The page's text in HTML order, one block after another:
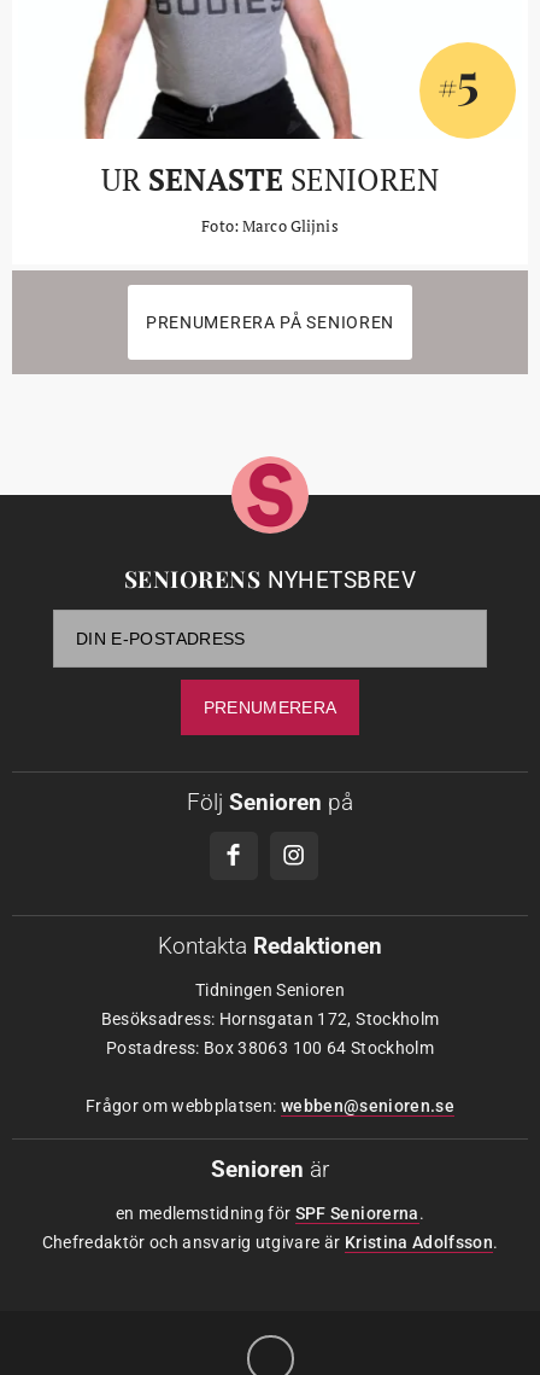
#5
UR SENASTE SENIOREN
Foto: Marco Glijnis
PRENUMERERA PÅ SENIOREN
SENIORENS NYHETSBREV
Följ Senioren på
Kontakta Redaktionen
Tidningen Senioren
Besöksadress: Hornsgatan 172, Stockholm
Postadress: Box 38063 100 64 Stockholm
Frågor om webbplatsen: webben@senioren.se
Senioren är
en medlemstidning för SPF Seniorerna.
Chefredaktör och ansvarig utgivare är Kristina Adolfsson.